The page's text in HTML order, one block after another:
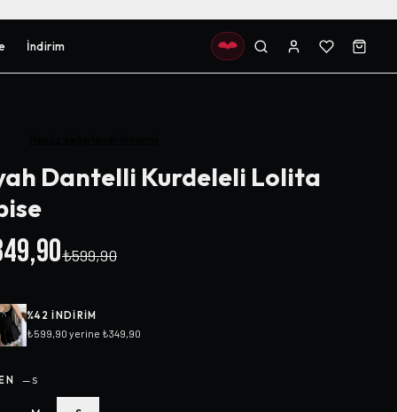
İndirim
Dantelli Kurdeleli Lolita
₺599,90
%42 INDIRIM
₺599,90 yerine ₺349,90
—S